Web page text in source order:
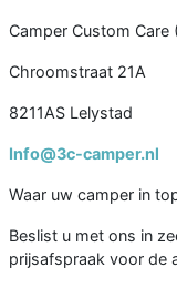
Camper Custom Care
Chroomstraat 21A
8211AS Lelystad
Info@3c-camper.nl
Waar uw camper in
Beslist u met ons in
prijsafspraak voor de